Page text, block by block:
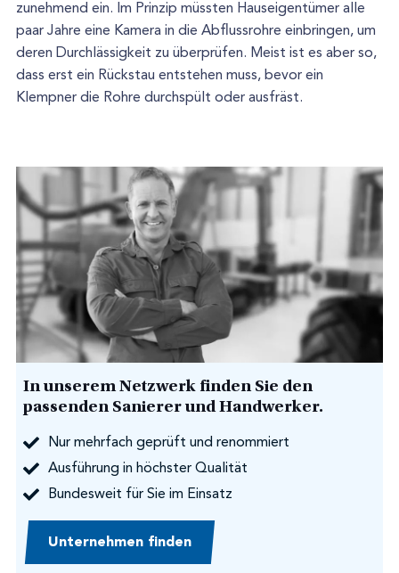
zunehmend ein. Im Prinzip müssten Hauseigentümer alle
paar Jahre eine Kamera in die Abflussrohre einbringen, um
deren Durchlässigkeit zu überprüfen. Meist ist es aber so,
dass erst ein Rückstau entstehen muss, bevor ein
Klempner die Rohre durchspült oder ausfräst.
In unserem Netzwerk finden Sie den
passenden Sanierer und Handwerker.
Nur mehrfach geprüft und renommiert
Ausführung in höchster Qualität
Bundesweit für Sie im Einsatz
Unternehmen finden